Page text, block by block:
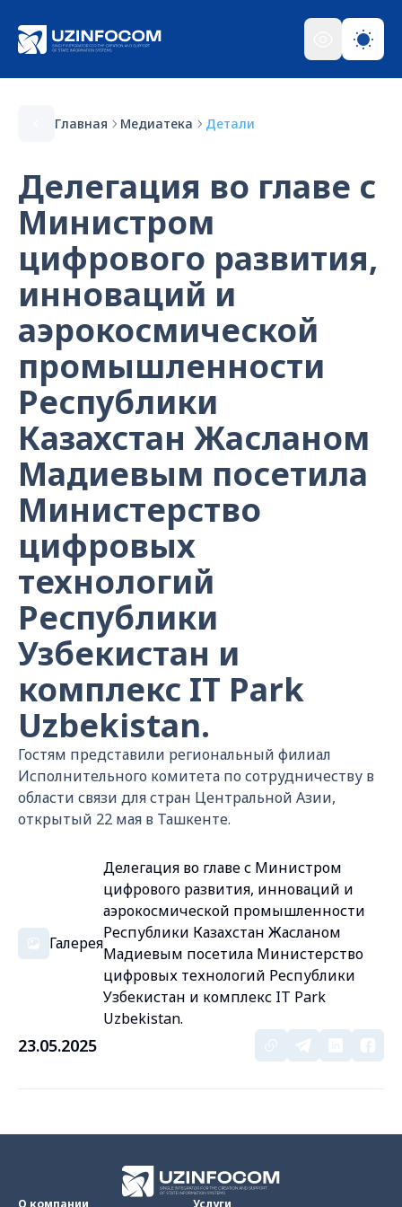
Главная Медиатека Детали
Делегация во главе с
Министром
цифрового развития,
инноваций и
аэрокосмической
промышленности
Республики
Казахстан Жасланом
Мадиевым посетила
Министерство
цифровых
технологий
Республики
Узбекистан и
комплекс IT Park
Uzbekistan.
Гостям представили региональный филиал
Исполнительного комитета по сотрудничеству в
области связи для стран Центральной Азии,
открытый 22 мая в Ташкенте.
Галерея
Делегация во главе с Министром
цифрового развития, инноваций и
аэрокосмической промышленности
Республики Казахстан Жасланом
Мадиевым посетила Министерство
цифровых технологий Республики
Узбекистан и комплекс IT Park
Uzbekistan.
23.05.2025